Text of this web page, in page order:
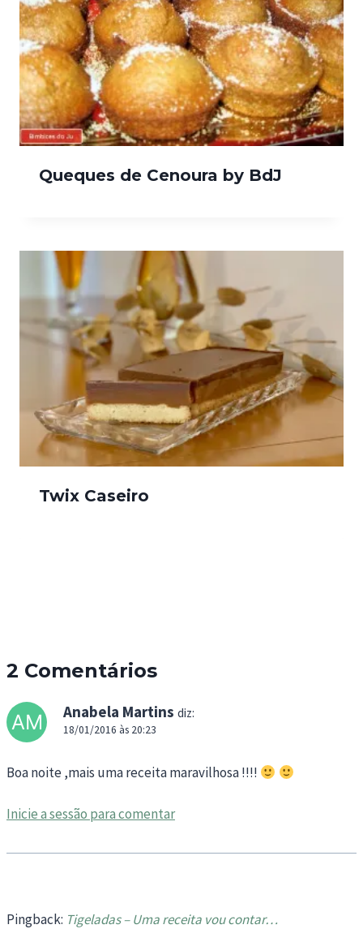
Queques de Cenoura by BdJ
Twix Caseiro
2 Comentários
Anabela Martins diz:
18/01/2016 às 20:23
Boa noite ,mais uma receita maravilhosa !!!!
Inicie a sessão para comentar
Pingback: Tigeladas – Uma receita vou contar…